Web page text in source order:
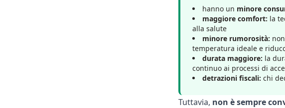
hanno un minore
maggiore comfort: la
alla salute
minore rumorosità:
temperatura ideale e
durata maggiore: la
continuo ai processi di
detrazioni fiscali: chi
Tuttavia, non èsempre